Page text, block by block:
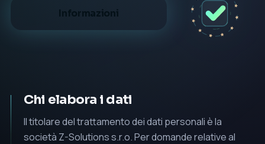
Informazioni
Chi elabora i dati
Il titolare del trattamento dei dati personali è la
società Z-Solutions s.r.o. Per domande relative al